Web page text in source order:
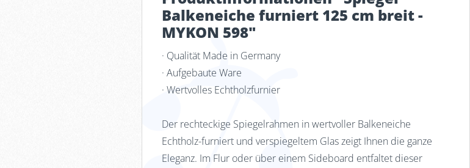
Balkeneiche furniert 125 cm breit -
MYKON 598"
· Qualität Made in Germany
· Aufgebaute Ware
· Wertvolles Echtholzfurnier
Der rechteckige Spiegelrahmen in wertvoller Balkeneiche
Echtholz-furniert und verspiegeltem Glas zeigt Ihnen die ganze
Eleganz. Im Flur oder über einem Sideboard entfaltet dieser